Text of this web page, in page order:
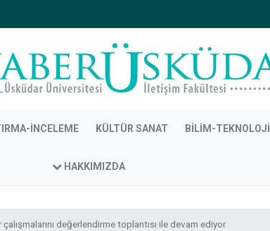
İNCELEME KÜLTÜR SANAT BILIM-TEKNOLOJI
HAKKIMIZDA
değerlendirme toplantısı ile devam ediyor